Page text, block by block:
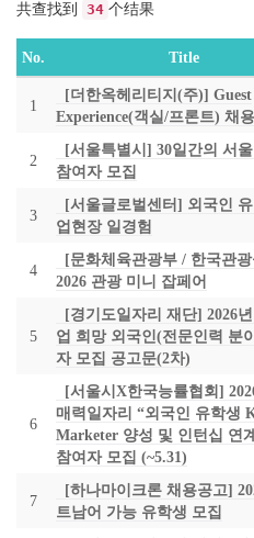
共查找到 34 个结果
No. Title
1
[더한옥헤리티지(주)] Guest
Experience(객실/프론트) 채용
2
[서울특별시] 30일간의 서
참여자 모집
3
[서울글로벌센터] 외국인
업현장 일경험
4
[문화체육관광부 / 한국관
2026 관광 미니 잡페어
5
[경기도일자리 재단] 2026
업 희망 외국인(전문인력 분
자 모집 공고문(2차)
6
[서울시X한국능률협회]
매력일자리 “외국인 유학생
Marketer 양성 및 인턴십 연
참여자 모집 (~5.31)
7
[하나마이크론 채용공고]
트남어 가능 유학생 모집